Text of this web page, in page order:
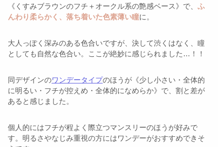
《くすみブラウンのフチ＋オークル系の艶感ベース》で、 ふ
んわり柔らかく、落ち着いた色素薄い瞳に。
大人っぽく深みのある色合いですが、決して渋くはなく、瞳
としても自然な色合い。ここが絶妙に感じられました…！！
同デザインのワンデータイプのほうが《少し小さい・全体的
に明るい・フチが控えめ・全体的になめらか》で、割と差が
あると感じました。
個人的にはフチが程よく際立つマンスリーのほうが好みで
す。明るさやなじみ重視の方にはワンデーがおすすめできそ